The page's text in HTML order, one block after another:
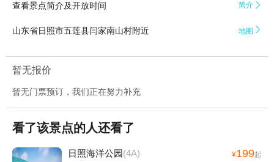
查看景点简介及开放时间 简介 
山东省日照市五莲县闫家南山村附近 地图 
暂无报价
暂无门票预订，我们正在努力补充
看了该景点的人还看了
日照海洋公园(4A) ¥199起